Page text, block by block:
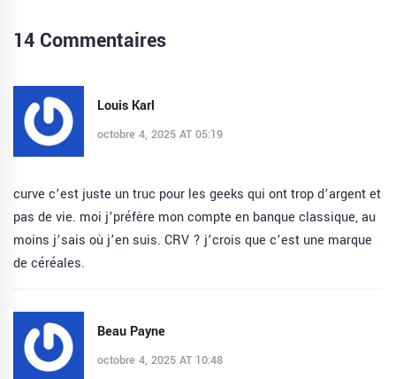
14 Commentaires
Louis Karl
octobre 4, 2025 AT 05:19
curve c’est juste un truc pour les geeks qui ont trop d’argent et
pas de vie. moi j’préfère mon compte en banque classique, au
moins j’sais où j’en suis. CRV ? j’crois que c’est une marque
de céréales.
Beau Payne
octobre 4, 2025 AT 10:48